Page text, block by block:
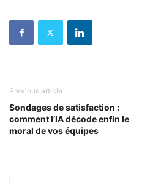
Previous article
Sondages de satisfaction :
comment l’IA décode enfin le
moral de vos équipes